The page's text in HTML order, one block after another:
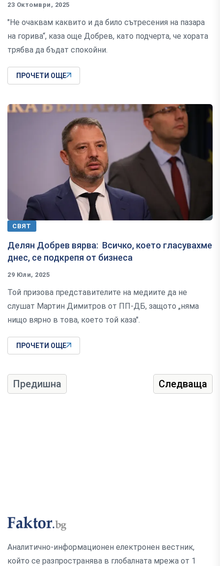
23 Октомври, 2025
"Не очаквам каквито и да било сътресения на пазара
на горива“, каза още Добрев, като подчерта, че хората
трябва да бъдат спокойни.
ПРОЧЕТИ ОЩЕ
СВЯТ
Делян Добрев вярва: Всичко, което гласувахме
днес, се подкрепя от бизнеса
29 Юли, 2025
Той призова представителите на медиите да не
слушат Мартин Димитров от ПП-ДБ, защото „няма
нищо вярно в това, което той каза".
ПРОЧЕТИ ОЩЕ
Предишна Следваща
Аналитично-информационен електронен вестник,
който се разпространява в глобалната мрежа от 1